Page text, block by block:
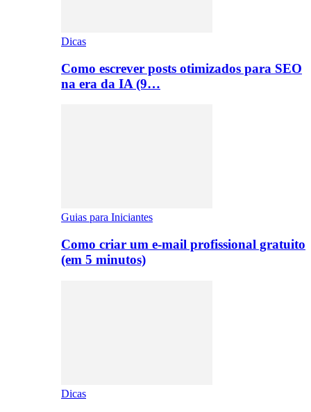
Dicas
Como escrever posts otimizados para SEO
na era da IA (9…
Guias para Iniciantes
Como criar um e-mail profissional gratuito
(em 5 minutos)
Dicas